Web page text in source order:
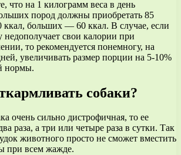
что на 1 килограмм веса в день
пород должны приобретать 85
больших — 60 ккал. В случае, если
недополучает свои калории при
то рекомендуется понемногу, на
увеличивать размер порции на 5-10%
нормы.
собаки?
очень сильно дистрофичная, то ее
раза, а три или четыре раза в сутки. Так
животного просто не сможет вместить
при всем жажде.